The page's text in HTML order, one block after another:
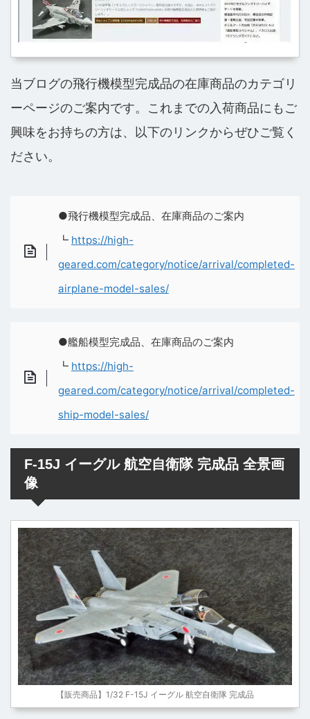
当ブログの飛行機模型完成品の在庫商品のカテゴリ
ーページのご案内です。これまでの入荷商品にもご
興味をお持ちの方は、以下のリンクからぜひご覧く
ださい。
●飛行機模型完成品、在庫商品のご案内
┗ https://high-
geared.com/category/notice/arrival/completed-
airplane-model-sales/
●艦船模型完成品、在庫商品のご案内
┗ https://high-
geared.com/category/notice/arrival/completed-
ship-model-sales/
F-15J イーグル 航空自衛隊 完成品 全景画
像
【販売商品】1/32 F-15J イーグル 航空自衛隊 完成品